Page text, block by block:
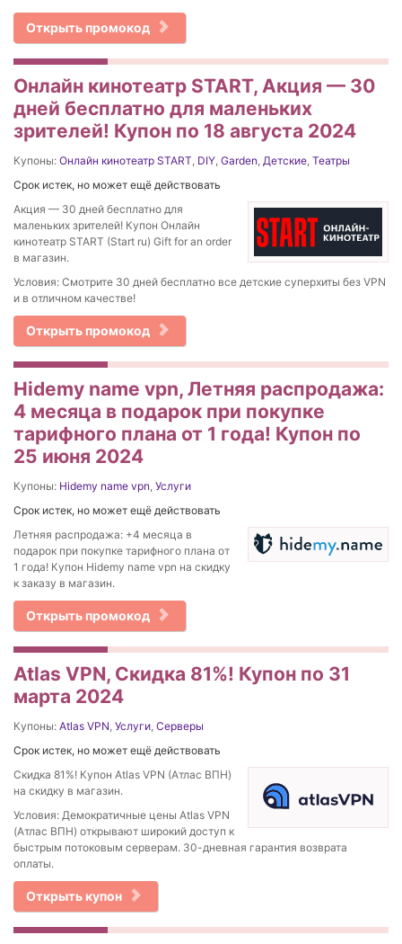
Открыть промокод
Онлайн кинотеатр START, Акция — 30
дней бесплатно для маленьких
зрителей! Купон по 18 августа 2024
Купоны: Онлайн кинотеатр START DIY Garden Детские Театры
Срок истек, но может ещё действовать
Акция — 30 дней бесплатно для
маленьких зрителей! Купон Онлайн
кинотеатр START (Start ru) Gift for an order
в магазин.
Условия: Смотрите 30 дней бесплатно все детские суперхиты без VPN
и в отличном качестве!
Открыть промокод
Hidemy name vpn, Летняя распродажа:
4 месяца в подарок при покупке
тарифного плана от 1 года! Купон по
25 июня 2024
Купоны: Hidemy name vpn Услуги
Срок истек, но может ещё действовать
Летняя распродажа: +4 месяца в
подарок при покупке тарифного плана от
1 года! Купон Hidemy name vpn на скидку
к заказу в магазин.
Открыть промокод
Atlas VPN, Скидка 81%! Купон по 31
марта 2024
Купоны: Atlas VPN Услуги Серверы
Срок истек, но может ещё действовать
Скидка 81%! Купон Atlas VPN (Атлас ВПН)
на скидку в магазин.
Условия: Демократичные цены Atlas VPN
(Атлас ВПН) открывают широкий доступ к
быстрым потоковым серверам. 30-дневная гарантия возврата
оплаты.
Открыть купон